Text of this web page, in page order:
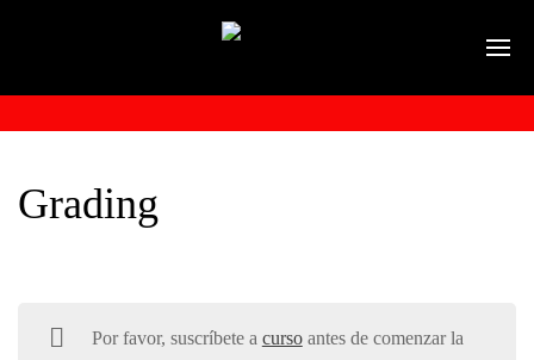
Grading
Por favor, suscríbete a cursoantes de comenzar la